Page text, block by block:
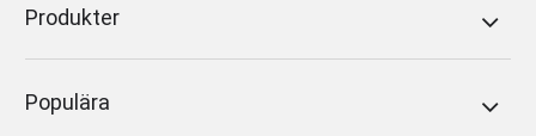
Produkter
Populära